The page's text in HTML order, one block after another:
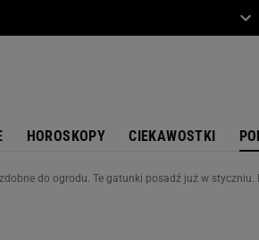
HOROSKOPY CIEKAWOSTKI
do ogrodu. Te gatunki posadź już w